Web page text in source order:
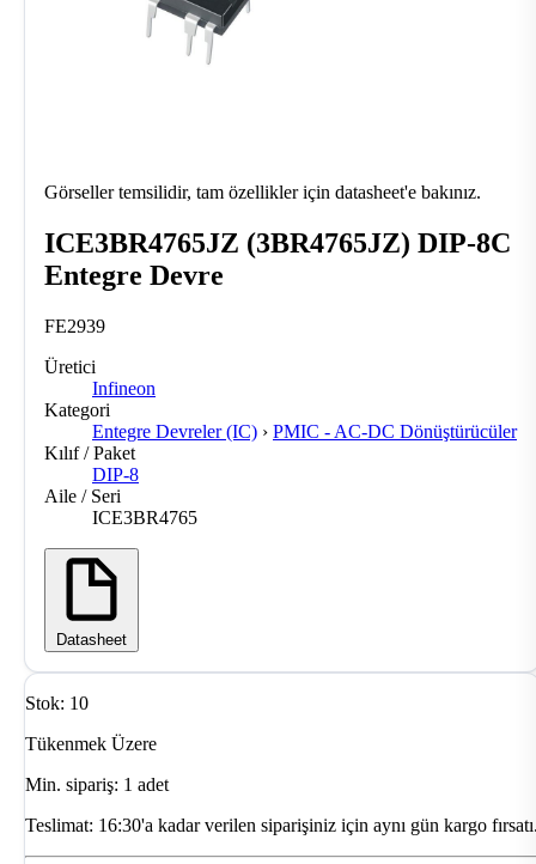
Görseller temsilidir, tam özellikler için datasheet'e bakınız.
ICE3BR4765JZ (3BR4765JZ) DIP-8C
Entegre Devre
FE2939
Üretici
Infineon
Kategori
Entegre Devreler (IC) › PMIC - AC-DC Dönüştürücüler
Kılıf / Paket
DIP-8
Aile / Seri
ICE3BR4765
Datasheet
Stok: 10
Tükenmek Üzere
Min. sipariş: 1 adet
Teslimat: 16:30'a kadar verilen siparişiniz için aynı gün kargo